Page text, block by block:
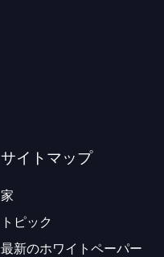
サイトマップ
家
トピック
最新のホワイトペーパー